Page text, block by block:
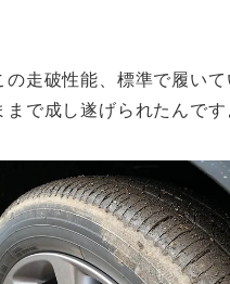
の走破性能、標準で履い
まで成し遂げられたんです